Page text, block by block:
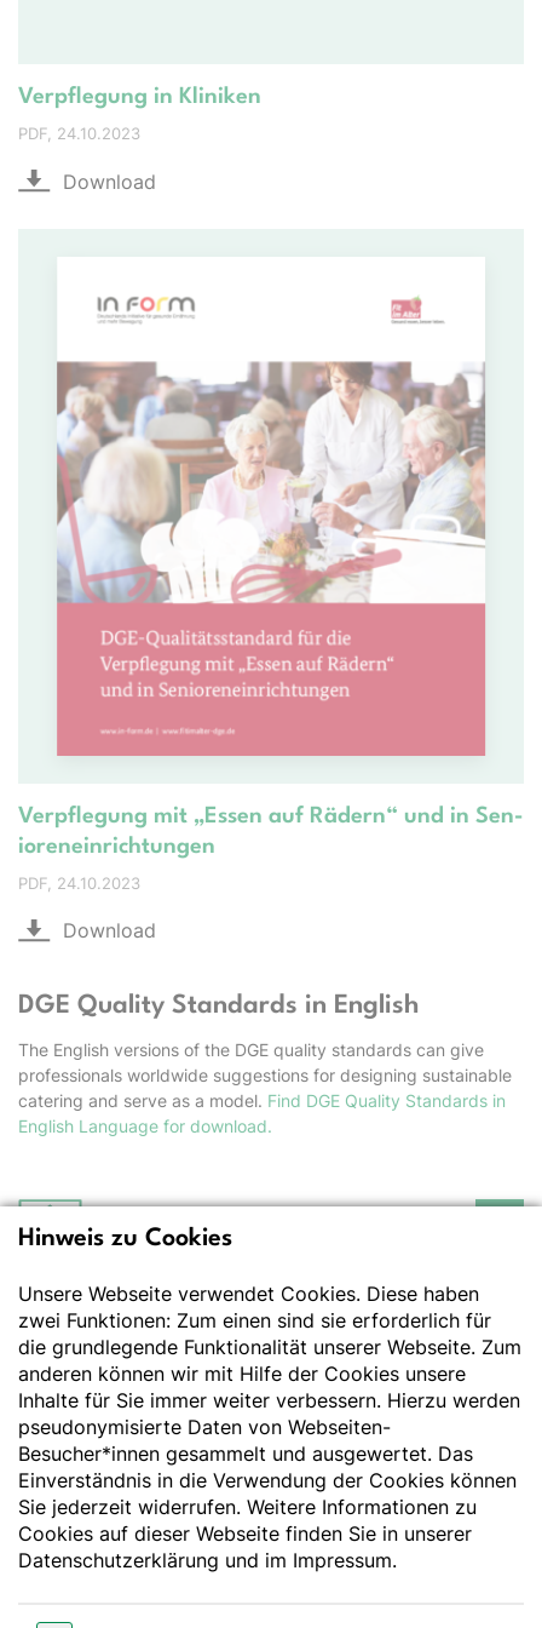
Verpflegung in Kliniken
PDF 24.10.2023
Download
Ver­pfle­gung mit „Es­sen auf Rä­dern“ und in Sen­
ior­en­ein­rich­tung­en
PDF 24.10.2023
Download
DGE Quality Standards in English
The English versions of the DGE quality standards can give
professionals worldwide suggestions for designing sustainable
catering and serve as a model. Find DGE Quality Standards in
English Language for download.
Deutsche Gesellschaft
Der Wissenschaft verpflichtet - Ihre Partnerin für
Essen und Trinken
Deutsche Gesellschaft für Ernährung e. V.
Godesberger Allee 136
53175 Bonn
Tel:+49 228 3776-600
Fax:+49 228 3776-800
E-Mail:webmaster@dge.de
[socialLinksTitle]
Hinweis zu Cookies
Unsere Webseite verwendet Cookies. Diese haben
zwei Funktionen: Zum einen sind sie erforderlich für
die grundlegende Funktionalität unserer Webseite. Zum
anderen können wir mit Hilfe der Cookies unsere
Inhalte für Sie immer weiter verbessern. Hierzu werden
pseudonymisierte Daten von Webseiten-
Besucher*innen gesammelt und ausgewertet. Das
Einverständnis in die Verwendung der Cookies können
Sie jederzeit widerrufen. Weitere Informationen zu
Cookies auf dieser Webseite finden Sie in unserer
Datenschutzerklärung und im Impressum.